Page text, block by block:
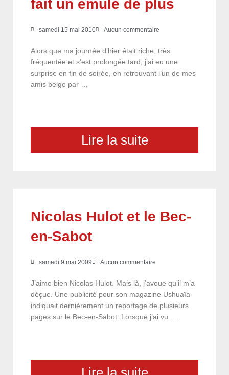
fait un émule de plus
samedi 15 mai 2010 Aucun commentaire
Alors que ma journée d’hier était riche, très
fréquentée et s’est prolongée tard, j’ai eu une
surprise en fin de soirée, en retrouvant l’un de mes
amis belge par …
Lire la suite
Nicolas Hulot et le Bec-
en-Sabot
samedi 9 mai 2009 Aucun commentaire
J’aime bien Nicolas Hulot. Mais là, j’avoue qu’il m’a
déçue. Une publicité pour son magazine Ushuaïa
indiquait dernièrement un reportage de plusieurs
pages sur le Bec-en-Sabot. Lorsque j’ai vu …